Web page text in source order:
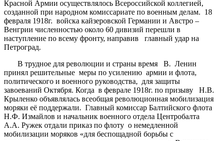
Красной Армии осуществлялось Всероссийской коллегией,
созданной при народном комиссариате по военным делам. 18
февраля 1918г. войска кайзеровской Германии и Австро –
Венгрии численностью около 60 дивизий перешли в
наступление по всему фронту, направив главный удар на
Петроград.
В трудное для революции и страны время В. Ленин
принял решительные меры по усилению армии и флота,
политического и военного руководства, для защиты
завоеваний Октября. Когда в феврале 1918г. по призыву Н.В.
Крыленко объявлялась всеобщая революционная мобилизация
моряки её поддержали. Главный комиссар Балтийского флота
Н.Ф. Измайлов и начальник военного отдела Центробалта
А.А. Ружек отдали приказ по флоту о немедленной
мобилизации моряков «для беспощадной борьбы с